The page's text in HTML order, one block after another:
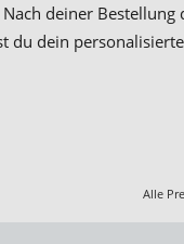
deiner
du dein
Alle